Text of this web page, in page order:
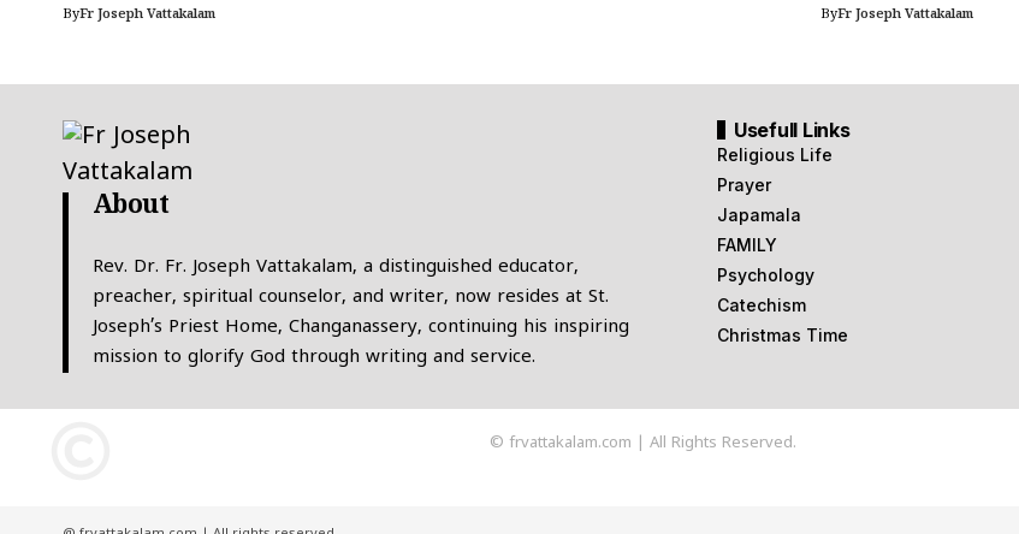
ByFr Joseph Vattakalam ByFr Joseph Vattakalam
About
Rev. Dr. Fr. Joseph Vattakalam, a distinguished educator,
preacher, spiritual counselor, and writer, now resides at St.
Joseph’s Priest Home, Changanassery, continuing his inspiring
mission to glorify God through writing and service.
Usefull Links
Religious Life
Prayer
Japamala
FAMILY
Psychology
Catechism
Christmas Time
© frvattakalam.com | All Rights Reserved.